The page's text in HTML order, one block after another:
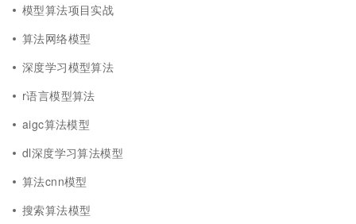
模型算法项目实战
算法网络模型
深度学习模型算法
r语言模型算法
aigc算法模型
dl深度学习算法模型
算法cnn模型
搜索算法模型